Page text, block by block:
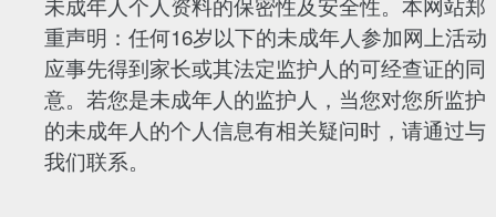
重声明：任何16岁以下的未成年人参加网上活动
应事先得到家长或其法定监护人的可经查证的同
意。若您是未成年人的监护人，当您对您所监护
的未成年人的个人信息有相关疑问时，请通过与
我们联系。